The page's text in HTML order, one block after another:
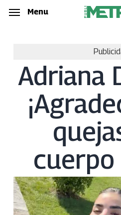
Skip
Menu
Adriana
cuerpo
Menu